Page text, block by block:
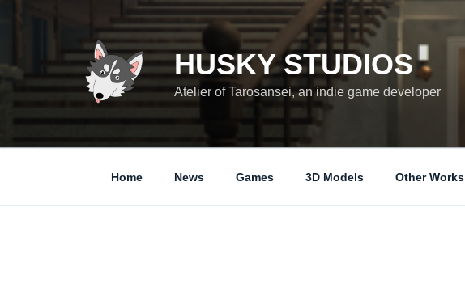
ン
キ
HUSKY STUDIOS
Atelier of Tarosansei, an indie game developer
Home News Games 3D Models Other Works